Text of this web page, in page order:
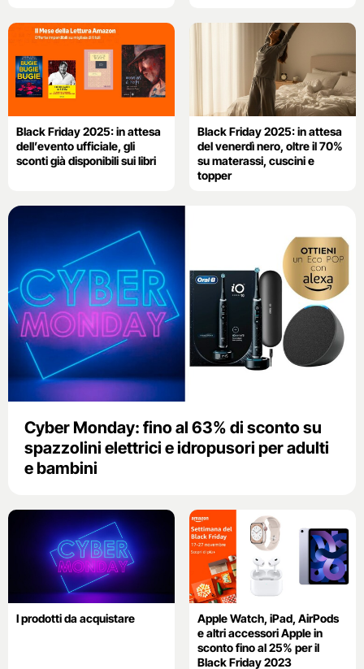
Black Friday 2025: in attesa
dell’evento ufficiale, gli
sconti già disponibili sui libri
Black Friday 2025: in attesa
del venerdì nero, oltre il 70%
su materassi, cuscini e
topper
Cyber Monday: fino al 63% di sconto su
spazzolini elettrici e idropusori per adulti
e bambini
I prodotti da acquistare
Apple Watch, iPad, AirPods
e altri accessori Apple in
sconto fino al 25% per il
Black Friday 2023